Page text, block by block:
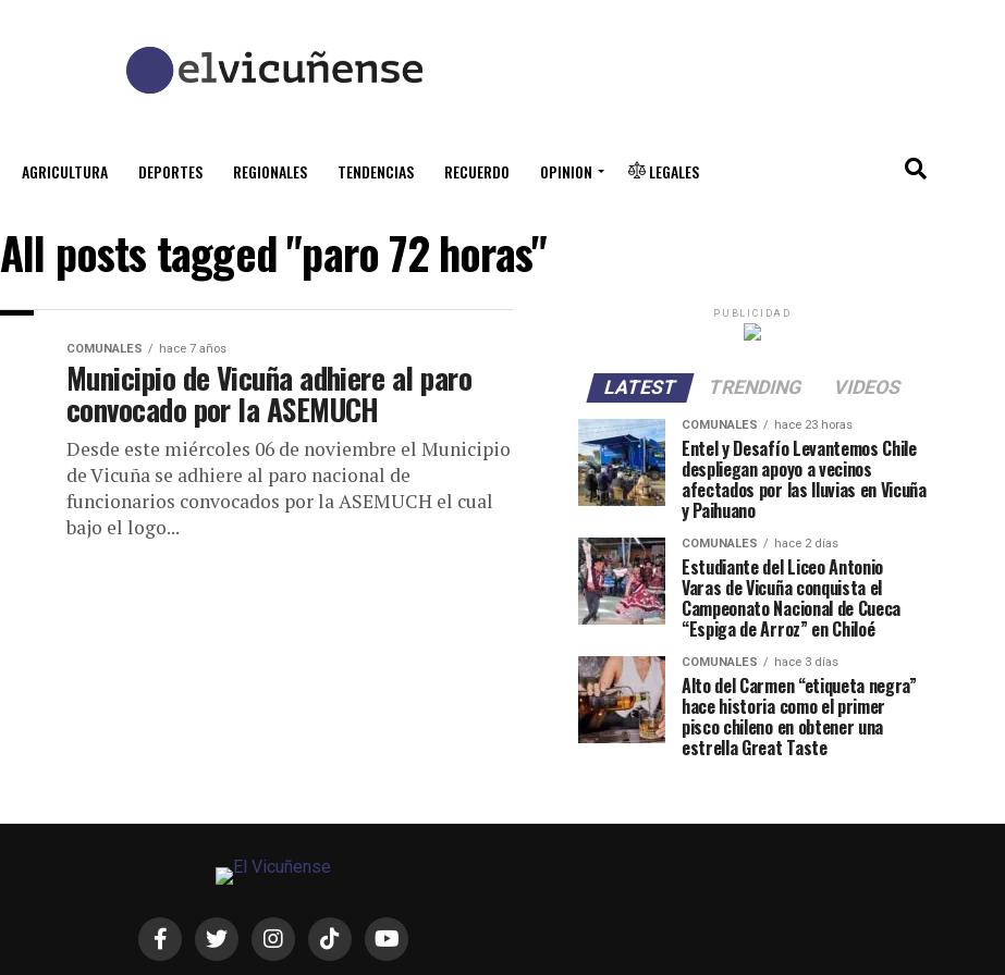
AGRICULTURA DEPORTES REGIONALES TENDENCIAS RECUERDO OPINION LEGALES
All posts tagged "paro 72 horas"
COMUNALES hace 7 años
Municipio de Vicuña adhiere al paro
convocado por la ASEMUCH
Desde este miércoles 06 de noviembre el Municipio
de Vicuña se adhiere al paro nacional de
funcionarios convocados por la ASEMUCH el cual
bajo el logo...
PUBLICIDAD
LATEST TRENDING VIDEOS
COMUNALES hace 23 horas
Entel y Desafío Levantemos Chile
despliegan apoyo a vecinos
afectados por las lluvias en Vicuña
y Paihuano
COMUNALES hace 2 días
Estudiante del Liceo Antonio
Varas de Vicuña conquista el
Campeonato Nacional de Cueca
“Espiga de Arroz” en Chiloé
COMUNALES hace 3 días
Alto del Carmen “etiqueta negra”
hace historia como el primer
pisco chileno en obtener una
estrella Great Taste